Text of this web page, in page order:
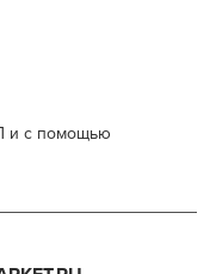
и с помощью
ДЛЯ
и другим
колористов и
видеть в